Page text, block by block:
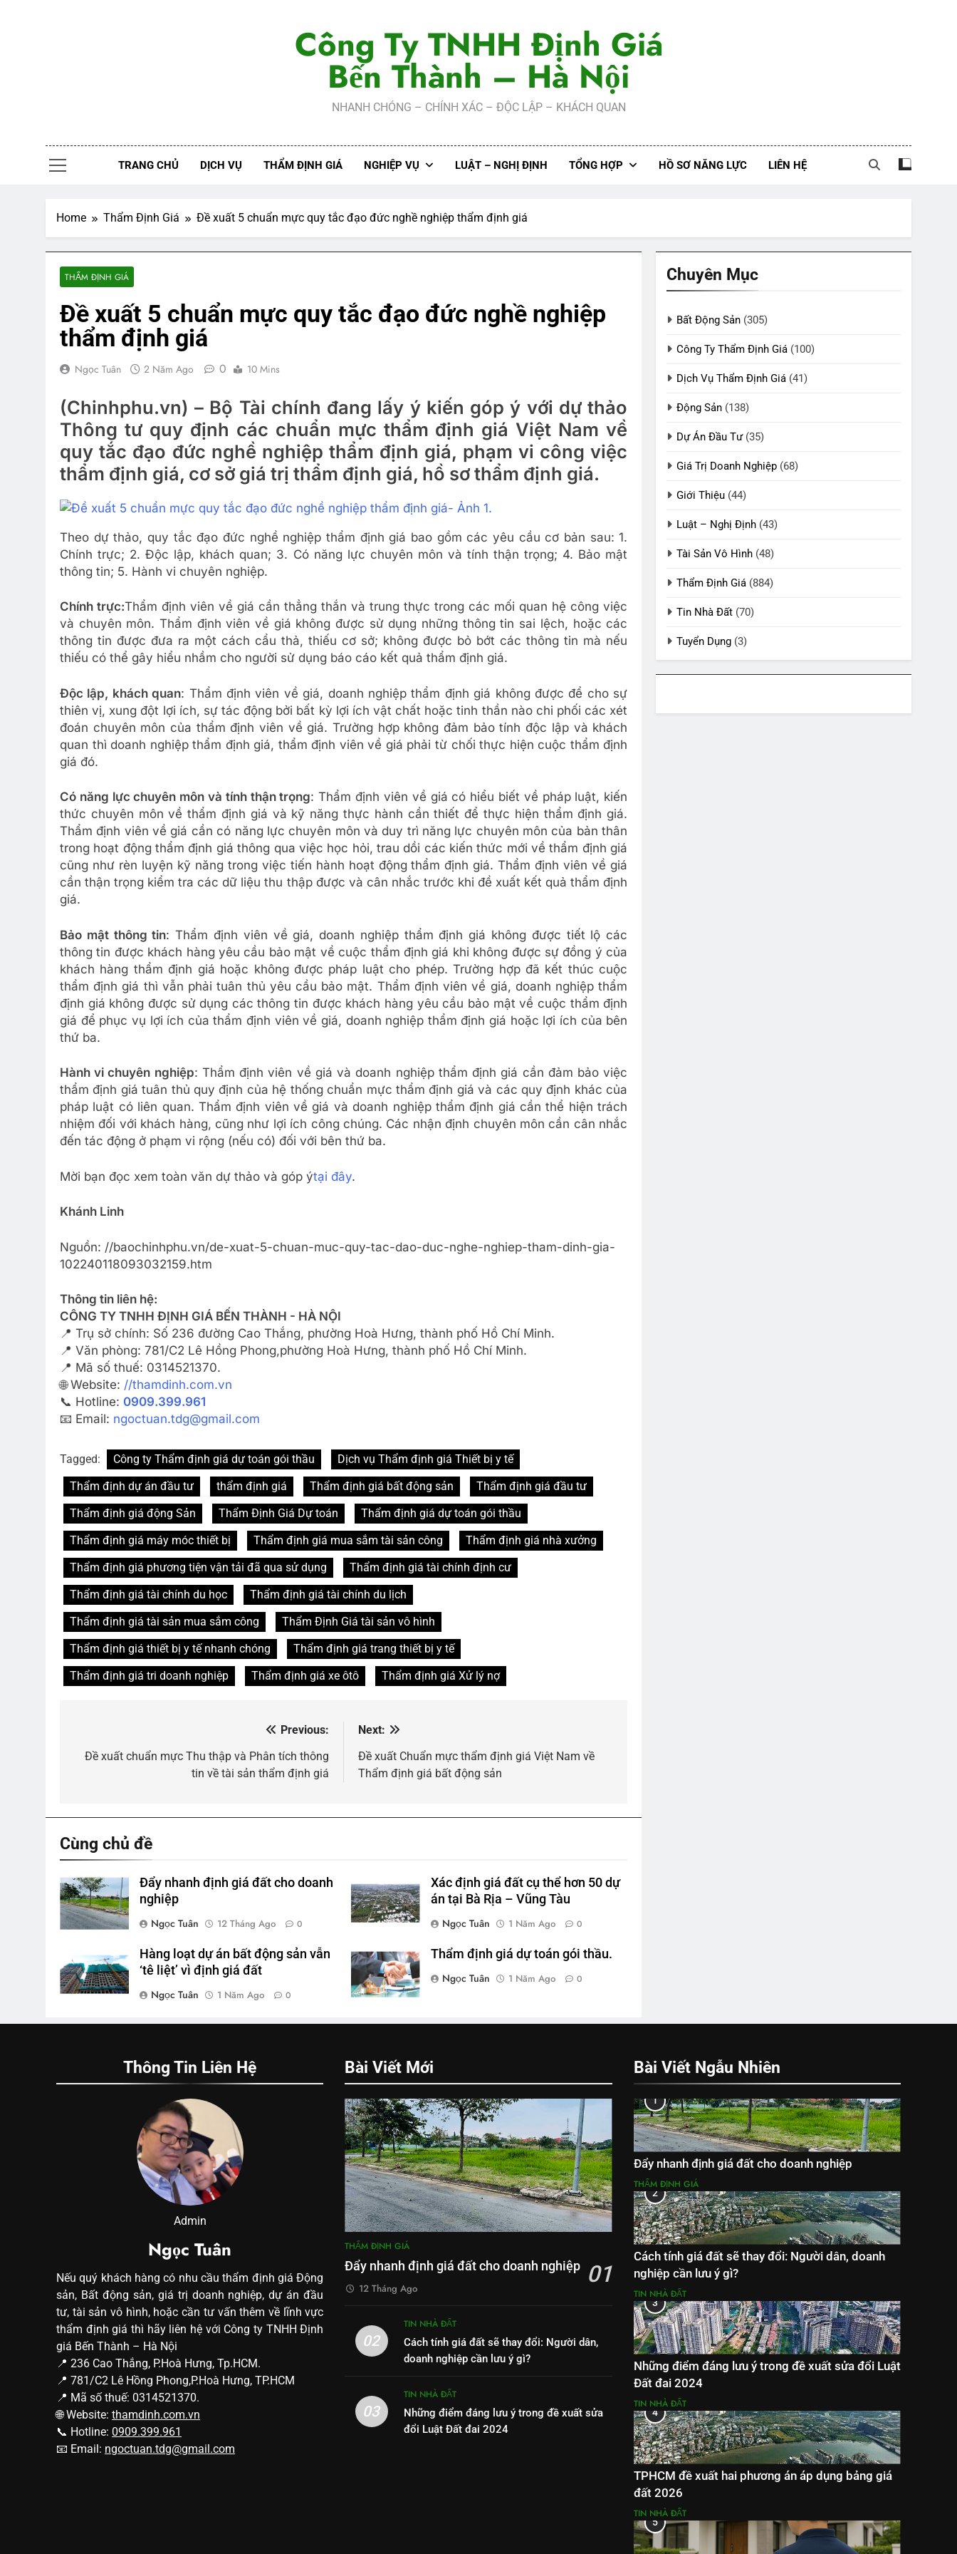
Công Ty TNHH Định Giá
Bến Thành – Hà Nội
NHANH CHÓNG – CHÍNH XÁC – ĐỘC LẬP – KHÁCH QUAN
TRANG CHỦ DỊCH VỤ THẨM ĐỊNH GIÁ NGHIỆP VỤ LUẬT – NGHỊ ĐỊNH TỔNG HỢP HỒ SƠ NĂNG LỰC LIÊN HỆ
Home Thẩm Định Giá Đề xuất 5 chuẩn mực quy tắc đạo đức nghề nghiệp thẩm định giá
THẨM ĐỊNH GIÁ
Đề xuất 5 chuẩn mực quy tắc đạo đức nghề nghiệp
thẩm định giá
Ngọc Tuân 2 Năm Ago 0 10 Mins
(Chinhphu.vn) – Bộ Tài chính đang lấy ý kiến góp ý với dự thảo
Thông tư quy định các chuẩn mực thẩm định giá Việt Nam về
quy tắc đạo đức nghề nghiệp thẩm định giá, phạm vi công việc
thẩm định giá, cơ sở giá trị thẩm định giá, hồ sơ thẩm định giá.
Theo dự thảo, quy tắc đạo đức nghề nghiệp thẩm định giá bao gồm các yêu cầu cơ bản sau: 1.
Chính trực; 2. Độc lập, khách quan; 3. Có năng lực chuyên môn và tính thận trọng; 4. Bảo mật
thông tin; 5. Hành vi chuyên nghiệp.
Chính trực:Thẩm định viên về giá cần thẳng thắn và trung thực trong các mối quan hệ công việc
và chuyên môn. Thẩm định viên về giá không được sử dụng những thông tin sai lệch, hoặc các
thông tin được đưa ra một cách cẩu thả, thiếu cơ sở; không được bỏ bớt các thông tin mà nếu
thiếu có thể gây hiểu nhầm cho người sử dụng báo cáo kết quả thẩm định giá.
Độc lập, khách quan: Thẩm định viên về giá, doanh nghiệp thẩm định giá không được để cho sự
thiên vị, xung đột lợi ích, sự tác động bởi bất kỳ lợi ích vật chất hoặc tinh thần nào chi phối các xét
đoán chuyên môn của thẩm định viên về giá. Trường hợp không đảm bảo tính độc lập và khách
quan thì doanh nghiệp thẩm định giá, thẩm định viên về giá phải từ chối thực hiện cuộc thẩm định
giá đó.
Có năng lực chuyên môn và tính thận trọng: Thẩm định viên về giá có hiểu biết về pháp luật, kiến
thức chuyên môn về thẩm định giá và kỹ năng thực hành cần thiết để thực hiện thẩm định giá.
Thẩm định viên về giá cần có năng lực chuyên môn và duy trì năng lực chuyên môn của bản thân
trong hoạt động thẩm định giá thông qua việc học hỏi, trau dồi các kiến thức mới về thẩm định giá
cũng như rèn luyện kỹ năng trong việc tiến hành hoạt động thẩm định giá. Thẩm định viên về giá
cần thận trọng kiểm tra các dữ liệu thu thập được và cân nhắc trước khi đề xuất kết quả thẩm định
giá.
Bảo mật thông tin: Thẩm định viên về giá, doanh nghiệp thẩm định giá không được tiết lộ các
thông tin được khách hàng yêu cầu bảo mật về cuộc thẩm định giá khi không được sự đồng ý của
khách hàng thẩm định giá hoặc không được pháp luật cho phép. Trường hợp đã kết thúc cuộc
thẩm định giá thì vẫn phải tuân thủ yêu cầu bảo mật. Thẩm định viên về giá, doanh nghiệp thẩm
định giá không được sử dụng các thông tin được khách hàng yêu cầu bảo mật về cuộc thẩm định
giá để phục vụ lợi ích của thẩm định viên về giá, doanh nghiệp thẩm định giá hoặc lợi ích của bên
thứ ba.
Hành vi chuyên nghiệp: Thẩm định viên về giá và doanh nghiệp thẩm định giá cần đảm bảo việc
thẩm định giá tuân thủ quy định của hệ thống chuẩn mực thẩm định giá và các quy định khác của
pháp luật có liên quan. Thẩm định viên về giá và doanh nghiệp thẩm định giá cần thể hiện trách
nhiệm đối với khách hàng, cũng như lợi ích công chúng. Các nhận định chuyên môn cần cân nhắc
đến tác động ở phạm vi rộng (nếu có) đối với bên thứ ba.
Mời bạn đọc xem toàn văn dự thảo và góp ýtại đây.
Khánh Linh
Nguồn: //baochinhphu.vn/de-xuat-5-chuan-muc-quy-tac-dao-duc-nghe-nghiep-tham-dinh-gia-
102240118093032159.htm
Thông tin liên hệ:
CÔNG TY TNHH ĐỊNH GIÁ BẾN THÀNH - HÀ NỘI
📍 Trụ sở chính: Số 236 đường Cao Thắng, phường Hoà Hưng, thành phố Hồ Chí Minh.
📍 Văn phòng: 781/C2 Lê Hồng Phong,phường Hoà Hưng, thành phố Hồ Chí Minh.
📍 Mã số thuế: 0314521370.
🌐 Website: //thamdinh.com.vn
📞 Hotline: 0909.399.961
📧 Email: ngoctuan.tdg@gmail.com
Tagged: Công ty Thẩm định giá dự toán gói thầu
Dịch vụ Thẩm định giá Thiết bị y tế
Thẩm định dự án đầu tư
thẩm định giá Thẩm định giá bất động sản
Thẩm định giá đầu tư
Thẩm định giá động Sản
Thẩm Định Giá Dự toán
Thẩm định giá dự toán gói thầu
Thẩm định giá máy móc thiết bị
Thẩm định giá mua sắm tài sản công
Thẩm định giá nhà xưởng
Thẩm định giá phương tiện vận tải đã qua sử dụng
Thẩm định giá tài chính định cư
Thẩm định giá tài chính du học
Thẩm định giá tài chính du lịch
Thẩm định giá tài sản mua sắm công
Thẩm Định Giá tài sản vô hình
Thẩm định giá thiết bị y tế nhanh chóng
Thẩm định giá trang thiết bị y tế
Thẩm định giá tri doanh nghiệp
Thẩm định giá xe ôtô Thẩm định giá Xử lý nợ
hướng
Previous:
Đề xuất chuẩn mực Thu thập và Phân tích thông
tin về tài sản thẩm định giá
Next:
Đề xuất Chuẩn mực thẩm định giá Việt Nam về
Thẩm định giá bất động sản
Cùng chủ đề
Đẩy nhanh định giá đất cho doanh
nghiệp
Ngọc Tuân
12 Tháng Ago 0
Xác định giá đất cụ thể hơn 50 dự
án tại Bà Rịa – Vũng Tàu
Ngọc Tuân
1 Năm Ago 0
Hàng loạt dự án bất động sản vẫn
‘tê liệt’ vì định giá đất
Ngọc Tuân
1 Năm Ago 0
Thẩm định giá dự toán gói thầu.
Ngọc Tuân
1 Năm Ago 0
Chuyên Mục
Bất Động Sản (305)
Công Ty Thẩm Định Giá (100)
Dịch Vụ Thẩm Định Giá (41)
Động Sản (138)
Dự Án Đầu Tư(35)
Giá Trị Doanh Nghiệp (68)
Giới Thiệu (44)
Luật – Nghị Định (43)
Tài Sản Vô Hình (48)
Thẩm Định Giá (884)
Tin Nhà Đất (70)
Tuyển Dụng (3)
Thông Tin Liên Hệ
Admin
Ngọc Tuân
Nếu quý khách hàng có nhu cầu thẩm định giá Động
sản, Bất động sản, giá trị doanh nghiệp, dự án đầu
tư, tài sản vô hình, hoặc cần tư vấn thêm về lĩnh vực
thẩm định giá thì hãy liên hệ với Công ty TNHH Định
giá Bến Thành – Hà Nội
📍 236 Cao Thắng, P.Hoà Hưng, Tp.HCM.
📍 781/C2 Lê Hồng Phong,P.Hoà Hưng, TP.HCM
📍 Mã số thuế: 0314521370.
🌐 Website: thamdinh.com.vn
📞 Hotline: 0909.399.961
📧 Email: ngoctuan.tdg@gmail.com
Bài Viết Mới
THẨM ĐỊNH GIÁ
Đẩy nhanh định giá đất cho doanh nghiệp 01
12 Tháng Ago
02
TIN NHÀ ĐẤT
Cách tính giá đất sẽ thay đổi: Người dân,
doanh nghiệp cần lưu ý gì?
03
TIN NHÀ ĐẤT
Những điểm đáng lưu ý trong đề xuất sửa
đổi Luật Đất đai 2024
Bài Viết Ngẫu Nhiên
1
Đẩy nhanh định giá đất cho doanh nghiệp
THẨM ĐỊNH GIÁ
2
Cách tính giá đất sẽ thay đổi: Người dân, doanh
nghiệp cần lưu ý gì?
TIN NHÀ ĐẤT
3
Những điểm đáng lưu ý trong đề xuất sửa đổi Luật
Đất đai 2024
TIN NHÀ ĐẤT
4
TPHCM đề xuất hai phương án áp dụng bảng giá
đất 2026
TIN NHÀ ĐẤT
5